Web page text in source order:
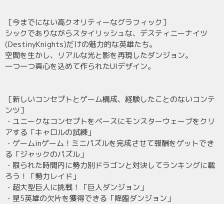
［今までにない高クオリティーなグラフィック］
シックでありながらスタイリッシュな、デスティニーナイツ
(DestinyKnights)だけの魅力的な英雄たち。
空間を生かし、リアルな光と影を再現したダンジョン。
一つ一つ真心を込めて作られたUIデザイン。
［新しいコンセプトとゲーム構成、経験したことのないコンテ
ンツ］
・ユニークなコンセプトをベースにモンスターウェーブをクリ
アする「キャロルの試練」
・ゲームinゲーム！ミニパズルを完成させて報酬をゲットでき
る「ジャックのパズル」
・限られた時間内に勢力別ドラゴンと対決してランキングに載
ろう！「勢力レイド」
・超大型巨人に挑戦！「巨人ダンジョン」
・星5英雄の欠片を獲得できる「降臨ダンジョン」